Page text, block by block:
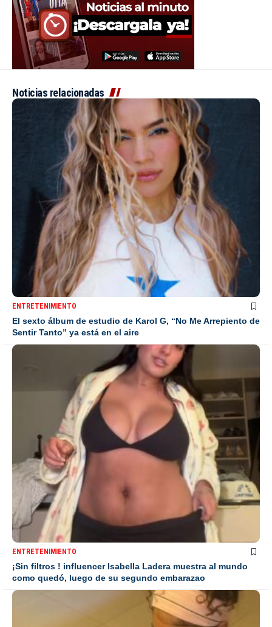
Noticias relacionadas
ENTRETENIMIENTO
El sexto álbum de estudio de Karol G, “No Me Arrepiento de
Sentir Tanto” ya está en el aire
ENTRETENIMIENTO
¡Sin filtros ! influencer Isabella Ladera muestra al mundo
como quedó, luego de su segundo embarazao